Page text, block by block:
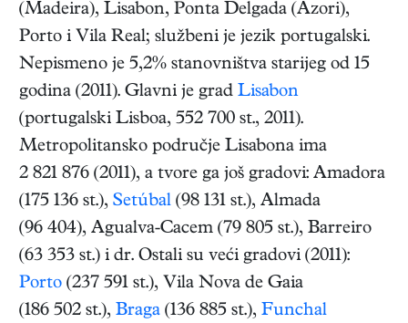
(Madeira), Lisabon, Ponta Delgada (Azori),
Porto i Vila Real; službeni je jezik portugalski.
Nepismeno je 5,2% stanovništva starijeg od 15
godina (2011). Glavni je grad Lisabon
(portugalski Lisboa, 552 700 st., 2011).
Metropolitansko područje Lisabona ima
2 821 876 (2011), a tvore ga još gradovi: Amadora
(175 136 st.), Setúbal (98 131 st.), Almada
(96 404), Agualva-Cacem (79 805 st.), Barreiro
(63 353 st.) i dr. Ostali su veći gradovi (2011):
Porto (237 591 st.), Vila Nova de Gaia
(186 502 st.), Braga (136 885 st.), Funchal